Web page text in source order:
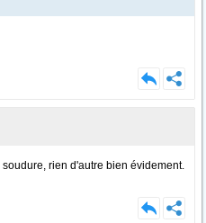
rien d'autre bien évidement.